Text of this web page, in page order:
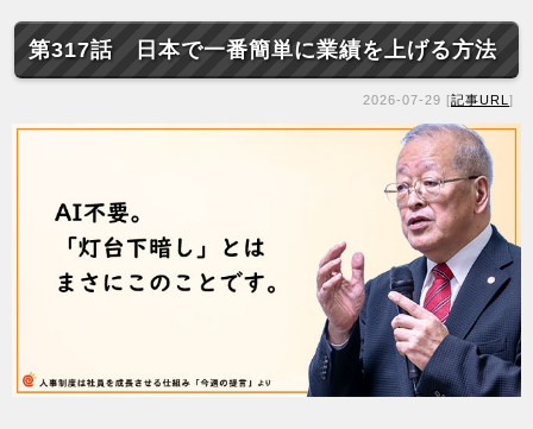
第317話 日本で一番簡単に業績を上げる方法
2026-07-29 [記事URL ]